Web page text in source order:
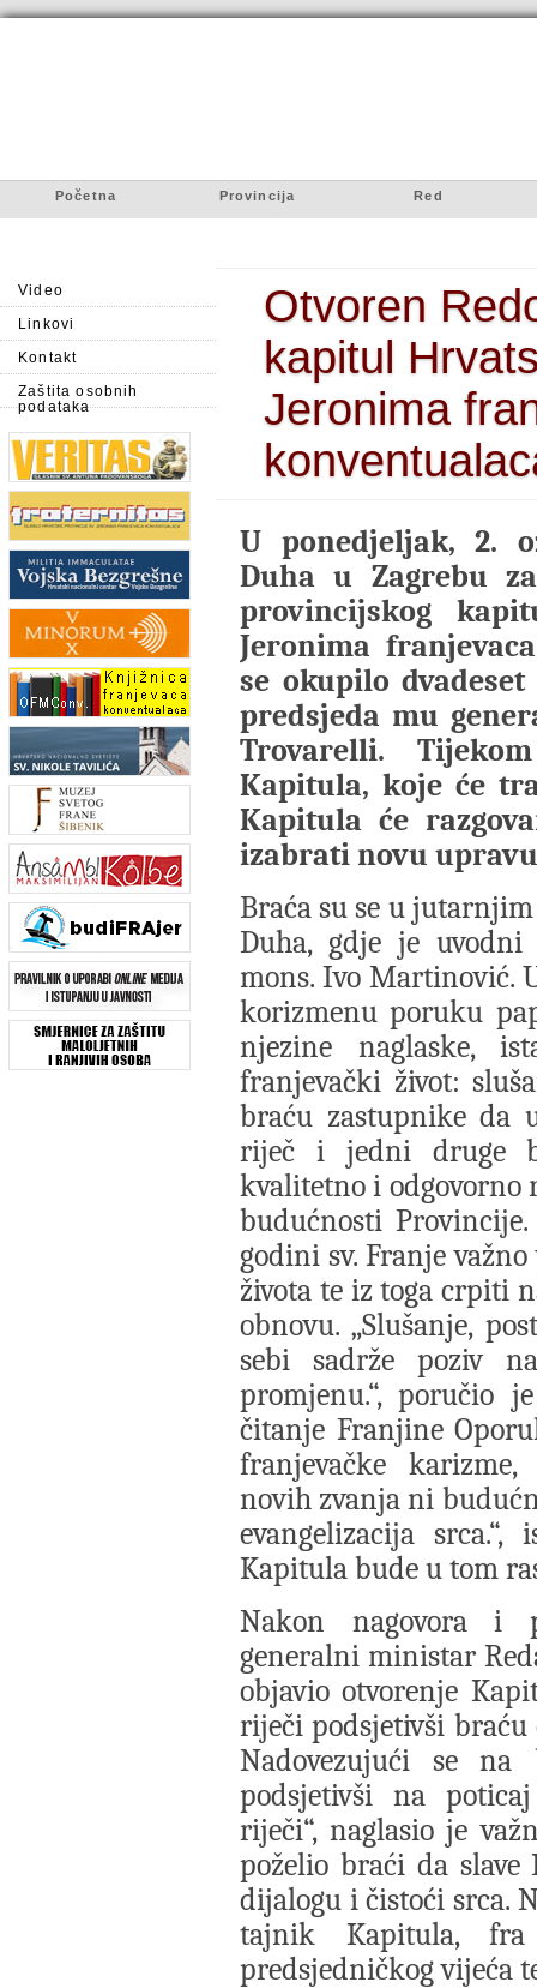
Početna Provincija Red
Video
Linkovi
Kontakt
Zaštita osobnih
podataka
Otvoren
kapitul
Jeronima
U ponedjeljak, 2.
Duha u Zagrebu
provincijskog
Jeronima
se okupilo
predsjeda mu
Trovarelli.
Kapitula, koje će
Kapitula će
izabrati novu
Braća su se u
Duha, gdje je uvodni
mons. Ivo Martinović.
korizmenu poruku
njezine naglaske,
franjevački život:
braću zastupnike da
riječ i jedni druge
kvalitetno i odgovorno
budućnosti
godini sv. Franje
života te iz toga crpiti
obnovu. „Slušanje,
sebi sadrže poziv
promjenu.“, poručio
čitanje Franjine
franjevačke
novih zvanja ni
evangelizacija
Kapitula bude u tom
Nakon nagovora i
generalni ministar
objavio otvorenje
riječi podsjetivši
Nadovezujući se
podsjetivši na
riječi“, naglasio je
poželio braći da
dijalogu i čistoći srca.
tajnik Kapitula,
predsjedničkog vijeća